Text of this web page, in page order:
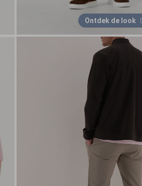
Ontdek de look